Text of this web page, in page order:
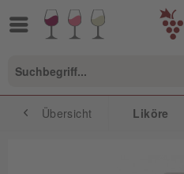
Übersicht Liköre